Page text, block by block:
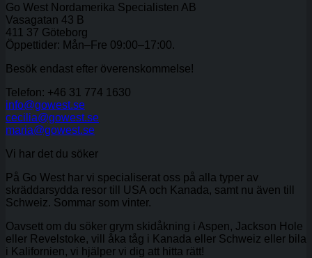
Go West Nordamerika Specialisten AB
Vasagatan 43 B
411 37 Göteborg
Öppettider: Mån–Fre 09:00–17:00.
Besök endast efter överenskommelse!
Telefon: +46 31 774 1630
info@gowest.se
cecilia@gowest.se
maria@gowest.se
Vi har det du söker
På Go West har vi specialiserat oss på alla typer av
skräddarsydda resor till USA och Kanada, samt nu även till
Schweiz. Sommar som vinter.
Oavsett om du söker grym skidåkning i Aspen, Jackson Hole
eller Revelstoke, vill åka tåg i Kanada eller Schweiz eller bila
i Kalifornien, vi hjälper vi dig att hitta rätt!